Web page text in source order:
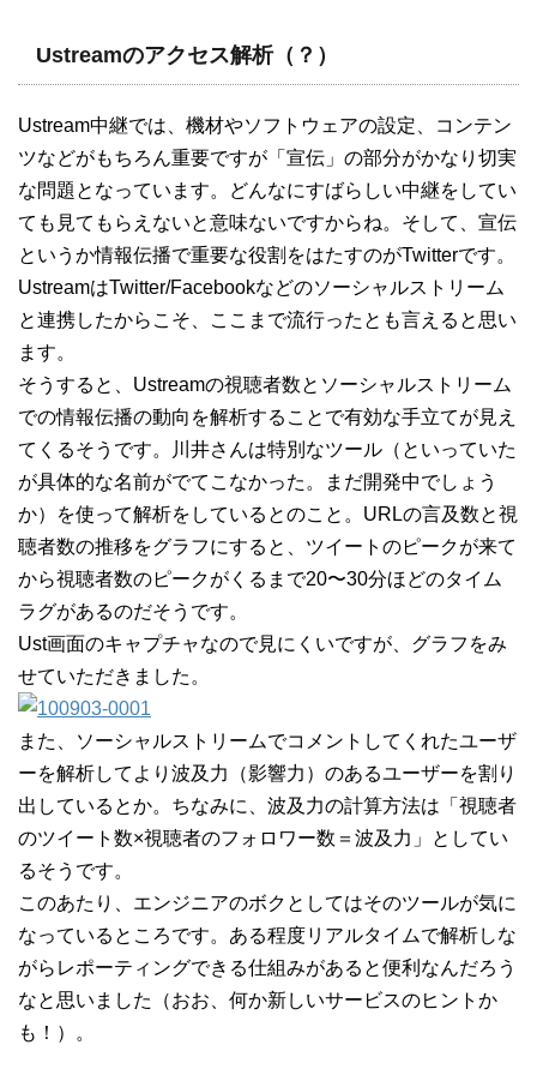
Ustreamのアクセス解析（？）
Ustream中継では、機材やソフトウェアの設定、コンテン
ツなどがもちろん重要ですが「宣伝」の部分がかなり切実
な問題となっています。どんなにすばらしい中継をしてい
ても見てもらえないと意味ないですからね。そして、宣伝
というか情報伝播で重要な役割をはたすのがTwitterです。
UstreamはTwitter/Facebookなどのソーシャルストリーム
と連携したからこそ、ここまで流行ったとも言えると思い
ます。
そうすると、Ustreamの視聴者数とソーシャルストリーム
での情報伝播の動向を解析することで有効な手立てが見え
てくるそうです。川井さんは特別なツール（といっていた
が具体的な名前がでてこなかった。まだ開発中でしょう
か）を使って解析をしているとのこと。URLの言及数と視
聴者数の推移をグラフにすると、ツイートのピークが来て
から視聴者数のピークがくるまで20〜30分ほどのタイム
ラグがあるのだそうです。
Ust画面のキャプチャなので見にくいですが、グラフをみ
せていただきました。
また、ソーシャルストリームでコメントしてくれたユーザ
ーを解析してより波及力（影響力）のあるユーザーを割り
出しているとか。ちなみに、波及力の計算方法は「視聴者
のツイート数×視聴者のフォロワー数＝波及力」としてい
るそうです。
このあたり、エンジニアのボクとしてはそのツールが気に
なっているところです。ある程度リアルタイムで解析しな
がらレポーティングできる仕組みがあると便利なんだろう
なと思いました（おお、何か新しいサービスのヒントか
も！）。